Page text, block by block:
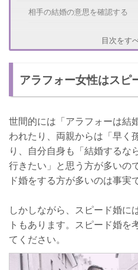
相手の結婚の意思を確認する
共通点が多い男性
結婚相手に対するハードルが低
時間がない！でも結婚で失敗はし
目次をす
アラフォー女性はスピ
世間的には「アラフォーは結
われたり、両親からは「早く
り、自分自身も「結婚するな
行きたい」と思う方が多いの
ド婚をする方が多いのは事実
しかしながら、スピード婚に
トもあります。スピード婚
てください。